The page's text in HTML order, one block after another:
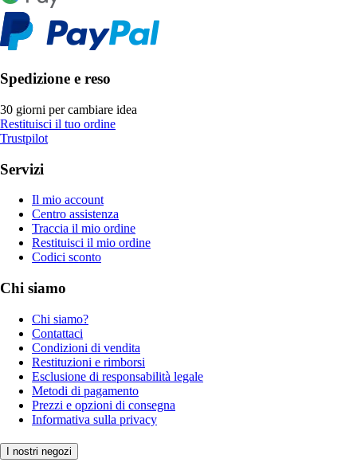
Spedizione e reso
30 giorni per cambiare idea
Restituisci il tuo ordine
Trustpilot
Servizi
Il mio account
Centro assistenza
Traccia il mio ordine
Restituisci il mio ordine
Codici sconto
Chi siamo
Chi siamo?
Contattaci
Condizioni di vendita
Restituzioni e rimborsi
Esclusione di responsabilità legale
Metodi di pagamento
Prezzi e opzioni di consegna
Informativa sulla privacy
I nostri negozi